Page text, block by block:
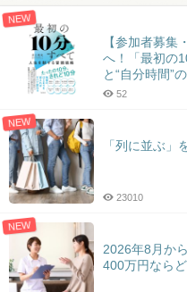
NEW
【参加者募集
へ！「最初の
と“自分時間”
52
NEW
「列に並ぶ」
23010
NEW
2026年8月か
400万円なら